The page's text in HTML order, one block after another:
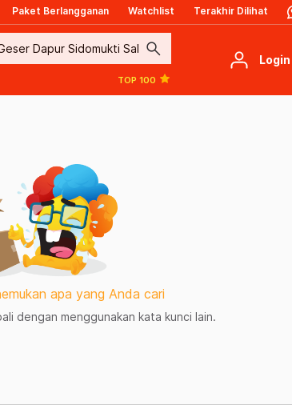
Paket Berlangganan Watchlist Terakhir Dilihat
search
TOP 100
Login
apa yang Anda cari
dengan menggunakan kata kunci lain.